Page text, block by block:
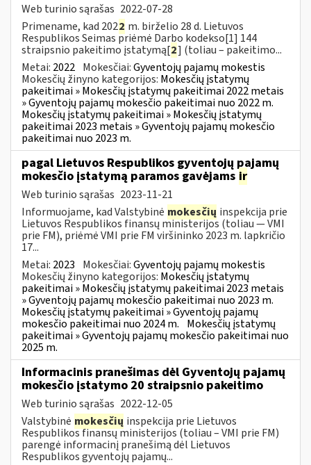
Web turinio sąrašas 2022-07-28
Primename, kad 2022 m. birželio 28 d. Lietuvos
Respublikos Seimas priėmė Darbo kodekso[1] 144
straipsnio pakeitimo įstatymą[2] (toliau – pakeitimo...
Metai: 2022 Mokesčiai:Gyventojų pajamų mokestis
Mokesčių žinyno kategorijos: Mokesčių įstatymų
pakeitimai » Mokesčių įstatymų pakeitimai 2022 metais
» Gyventojų pajamų mokesčio pakeitimai nuo 2022 m.
Mokesčių įstatymų pakeitimai » Mokesčių įstatymų
pakeitimai 2023 metais » Gyventojų pajamų mokesčio
pakeitimai nuo 2023 m.
pagal Lietuvos Respublikos gyventojų pajamų
mokesčio įstatymą paramos gavėjams ir
Web turinio sąrašas 2023-11-21
Informuojame, kad Valstybinė mokesčių inspekcija prie
Lietuvos Respublikos finansų ministerijos (toliau — VMI
prie FM), priėmė VMI prie FM viršininko 2023 m. lapkričio
17...
Metai: 2023 Mokesčiai:Gyventojų pajamų mokestis
Mokesčių žinyno kategorijos: Mokesčių įstatymų
pakeitimai » Mokesčių įstatymų pakeitimai 2023 metais
» Gyventojų pajamų mokesčio pakeitimai nuo 2023 m.
Mokesčių įstatymų pakeitimai » Gyventojų pajamų
mokesčio pakeitimai nuo 2024 m. Mokesčių įstatymų
pakeitimai » Gyventojų pajamų mokesčio pakeitimai nuo
2025 m.
Informacinis pranešimas dėl Gyventojų pajamų
mokesčio įstatymo 20 straipsnio pakeitimo
Web turinio sąrašas 2022-12-05
Valstybinė mokesčių inspekcija prie Lietuvos
Respublikos finansų ministerijos (toliau – VMI prie FM)
parengė informacinį pranešimą dėl Lietuvos
Respublikos gyventojų pajamų...